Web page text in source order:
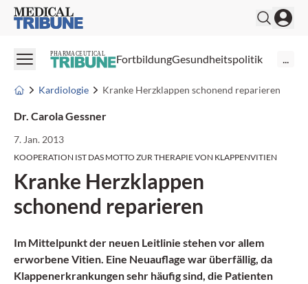
Medical Tribune
PHARMACEUTICAL FortbildungGesundheitspolitik ...
Kardiologie Kranke Herzklappen schonend reparieren
Dr. Carola Gessner
7. Jan. 2013
KOOPERATION IST DAS MOTTO ZUR THERAPIE VON KLAPPENVITIEN
Kranke Herzklappen
schonend reparieren
Im Mittelpunkt der neuen Leitlinie stehen vor allem
erworbene Vitien . Eine Neuauflage war überfällig, da
Klappenerkrankungen sehr häufig sind, die Patienten